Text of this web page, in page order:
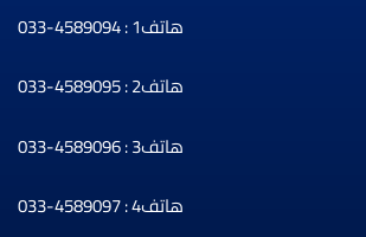
هاتف1 : 4589094-033
هاتف2 : 4589095-033
هاتف3 : 4589096-033
هاتف4 : 4589097-033